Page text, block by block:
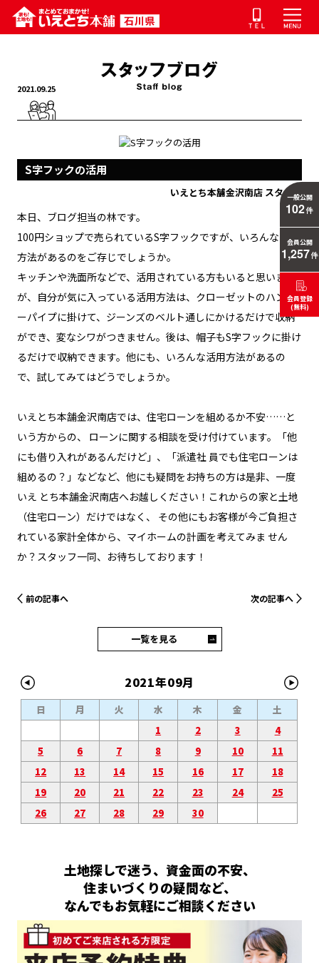
2021.09.25
S字フックの活用
いえとち本舗金沢南店 スタッフ
本日、ブログ担当の林です。
100円ショップで売られているS字フックですが、いろんな活用
方法があるのをご存じでしょうか。
キッチンや洗面所などで、活用されている方もいると思います
が、自分が気に入っている活用方法は、クローゼットのハンガ
ーパイプに掛けて、ジーンズのベルト通しにかけるだけで収納
ができ、変なシワがつきません。後は、帽子もS字フックに掛け
るだけで収納できます。他にも、いろんな活用方法があるの
で、試してみてはどうでしょうか。
いえとち本舗金沢南店では、住宅ローンを組めるか不安……と
いう方からの、 ローンに関する相談を受け付けています。「他
にも借り入れがあるんだけど」、「派遣社 員でも住宅ローンは
組めるの？」などなど、他にも疑問をお持ちの方は是非、一度
いえ とち本舗金沢南店へお越しください！これからの家と土地
（住宅ローン）だけではなく、 その他にもお客様が今ご負担さ
れている家計全体から、マイホームの計画を考えてみま せん
か？スタッフ一同、お待ちしております！
前の記事へ
一覧を見る
次の記事へ
2021年09月
日 月 火 水 木 金
土
1
2 3
4
5
6 7 8 9 10
11
12
13 14 15 16 17
18
19
20 21 22 23 24
25
26
27 28 29 30
土地探しで迷う、資金面の不安、
住まいづくりの疑問など、
なんでもお気軽にご相談ください
一般公開
102件
会員公開
1,257件
会員登録
(無料)